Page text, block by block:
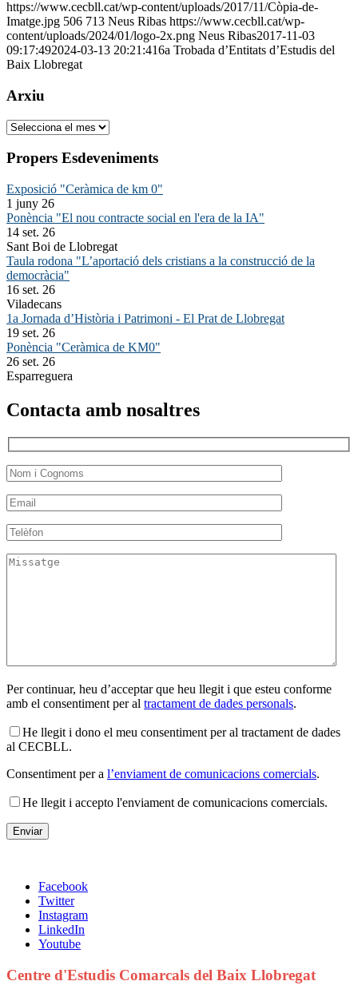
https://www.cecbll.cat/wp-content/uploads/2017/11/Còpia-de-
Imatge.jpg 506 713 Neus Ribas https://www.cecbll.cat/wp-
content/uploads/2024/01/logo-2x.png Neus Ribas2017-11-03
09:17:492024-03-13 20:21:416a Trobada d’Entitats d’Estudis del
Baix Llobregat
Arxiu
Arxiu
Propers Esdeveniments
Exposició "Ceràmica de km 0"
1 juny 26
Ponència "El nou contracte social en l'era de la IA"
14 set. 26
Sant Boi de Llobregat
Taula rodona "L’aportació dels cristians a la construcció de la
democràcia"
16 set. 26
Viladecans
1a Jornada d’Història i Patrimoni - El Prat de Llobregat
19 set. 26
Ponència "Ceràmica de KM0"
26 set. 26
Esparreguera
Contacta amb nosaltres
Per continuar, heu d’acceptar que heu llegit i que esteu conforme
amb el consentiment per al tractament de dades personals.
He llegit i dono el meu consentiment per al tractament de dades
al CECBLL.
Consentiment per a l’enviament de comunicacions comercials.
He llegit i accepto l'enviament de comunicacions comercials.
Facebook
Twitter
Instagram
LinkedIn
Youtube
Centre d'Estudis Comarcals del Baix Llobregat